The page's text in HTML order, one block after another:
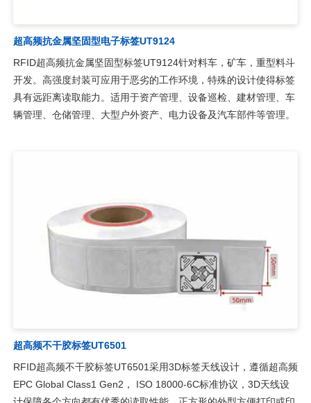
超高频抗金属坚固型电子标签UT9124
RFID超高频抗金属坚固型标签UT9124针对料车，矿车，重型料斗
开发。高强度封装可应用于恶劣的工作环境，特殊的设计使得标签
具有远距离读取能力。适用于资产管理、设备巡检、建材管理、车
辆管理、仓储管理、大型户外资产、电力设备及汽车部件等管理。
超高频不干胶标签UT6501
RFID超高频不干胶标签UT6501采用3D标签天线设计，遵循超高频
EPC Global Class1 Gen2， ISO 18000-6C标准协议，3D天线设